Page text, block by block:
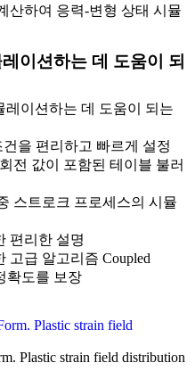
산하여 응력-변형 상태 시뮬
이션하는 데 도움이 되
이션하는 데 도움이 되는
을 편리하고 빠르게 설정
전 값이 포함된 테이블 불러
스트로크 프로세스의 시뮬
편리한 설명
고급 알고리즘 Coupled
확도를 보장
Plastic strain field distribution